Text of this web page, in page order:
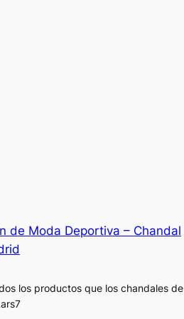
de Moda Deportiva – Chandal
los productos que los chandales de